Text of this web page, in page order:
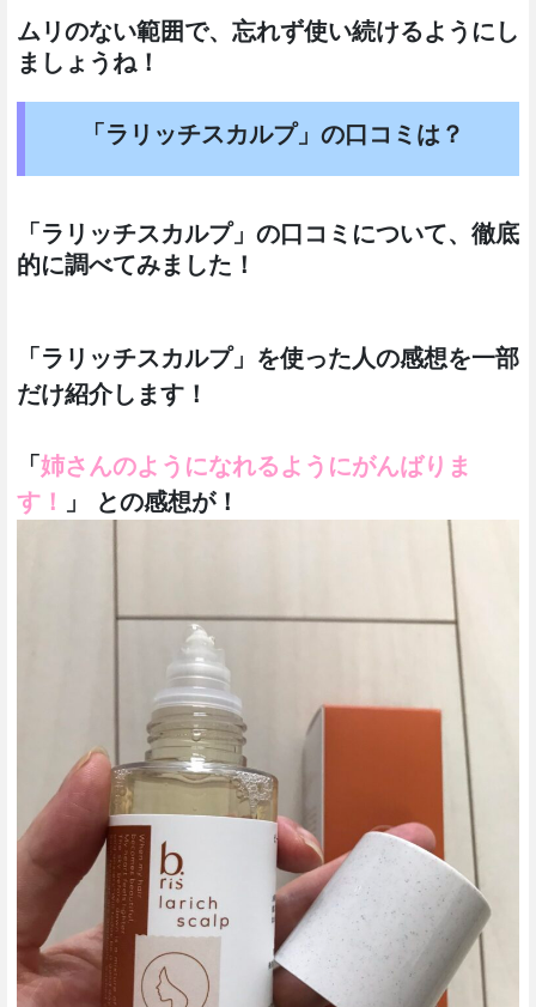
ムリのない範囲で、忘れず使い続けるようにし
ましょうね！
「ラリッチスカルプ」の口コミは？
「ラリッチスカルプ」の口コミについて、徹底
的に調べてみました！
「ラリッチスカルプ」を使った人の感想を一部
だけ紹介します！
「 姉さんのようになれるようにがんばりま
す！
」 との感想が！